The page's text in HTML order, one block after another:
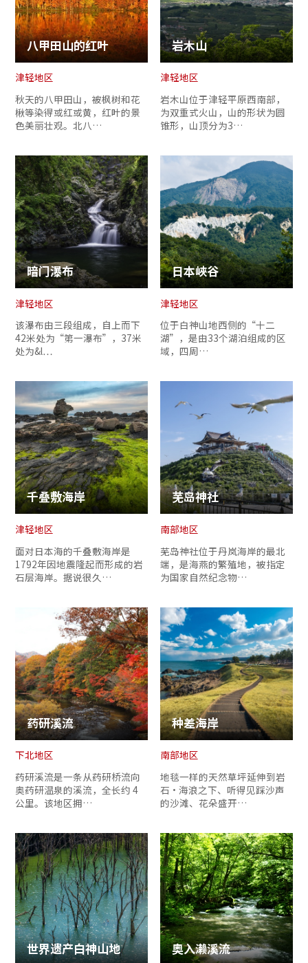
八甲田山的红叶
津轻地区
秋天的八甲田山，被枫树和花
楸等染得或红或黄，红叶的景
色美丽壮观。北八…
岩木山
津轻地区
岩木山位于津轻平原西南部，
为双重式火山，山的形状为圆
锥形，山顶分为3…
暗门瀑布
津轻地区
该瀑布由三段组成，自上而下
42米处为“第一瀑布”，37米
处为&l…
日本峽谷
津轻地区
位于白神山地西侧的“十二
湖”，是由33个湖泊组成的区
域，四周…
千叠敷海岸
津轻地区
面对日本海的千叠敷海岸是
1792年因地震隆起而形成的岩
石层海岸。据说很久…
芜岛神社
南部地区
芜岛神社位于丹岚海岸的最北
端，是海燕的繁殖地，被指定
为国家自然纪念物…
药研溪流
下北地区
药研溪流是一条从药研桥流向
奥药研温泉的溪流，全长约 4
公里。该地区拥…
种差海岸
南部地区
地毯一样的天然草坪延伸到岩
石・海浪之下、听得见踩沙声
的沙滩、花朵盛开…
世界遗产白神山地 奥入濑溪流